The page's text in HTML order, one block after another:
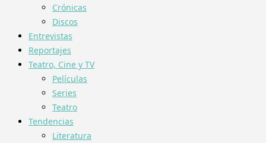
Crónicas
Discos
Entrevistas
Reportajes
Teatro, Cine y TV
Películas
Series
Teatro
Tendencias
Literatura